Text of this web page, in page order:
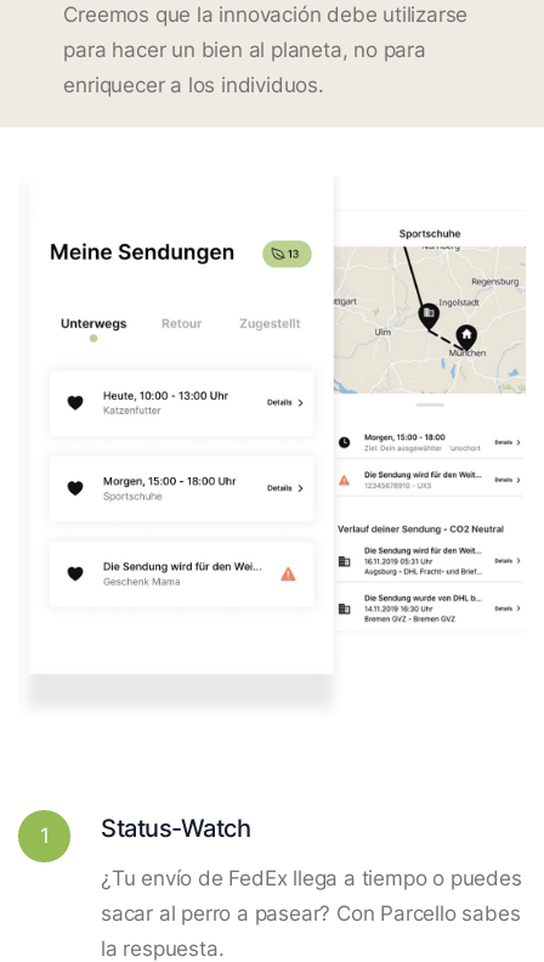
Creemos que la innovación debe utilizarse
para hacer un bien al planeta, no para
enriquecer a los individuos.
1 Status-Watch
¿Tu envío de FedEx llega a tiempo o puedes
sacar al perro a pasear? Con Parcello sabes
la respuesta.